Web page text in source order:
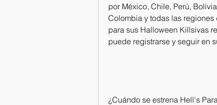
por México, Chile, Perú,
Colombia y todas las
para sus Halloween Killsivas
puede registrarse y seguir en
¿Cuándo se estrena Hell's